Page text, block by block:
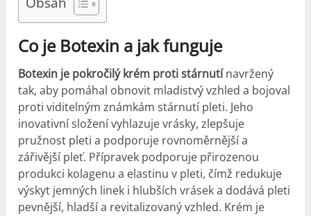
Co je Botexin a jak funguje
Botexin je pokročilý krém proti stárnutínavržený
tak, aby pomáhal obnovit mladistvý vzhled a bojoval
proti viditelným známkám stárnutí pleti. Jeho
inovativní složení vyhlazuje vrásky, zlepšuje
pružnost pleti a podporuje rovnoměrnější a
zářivější pleť. Přípravek podporuje přirozenou
produkci kolagenu a elastinu v pleti, čímž redukuje
výskyt jemných linek i hlubších vrásek a dodává pleti
pevnější, hladší a revitalizovaný vzhled. Krém je